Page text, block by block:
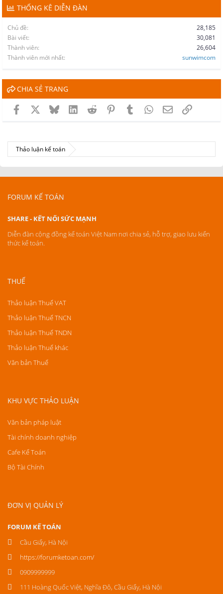
THỐNG KÊ DIỄN ĐÀN
Chủ đề
28,185
Bài viết
30,081
Thành viên
26,604
Thành viên mới nhất
sunwimcom
CHIA SẺ TRANG
Facebook BlueskyLinkedInReddit PinterestTumblrWhatsApp
EmailLink
Thảo luận kế toán
FORUM KẾ TOÁN
SHARE - KẾT NỐI SỨC MẠNH
Diễn đàn cộng đồng kế toán Việt Nam nơi chia sẻ, hỗ trợ, giao lưu kiến
thức kế toán.
THUẾ
Thảo luận Thuế VAT
Thảo luận Thuế TNCN
Thảo luận Thuế TNDN
Thảo luận Thuế khác
Văn bản Thuế
KHU VỰC THẢO LUẬN
Văn bản pháp luật
Tài chính doanh nghiệp
Cafe Kế Toán
Bộ Tài Chính
ĐƠN VỊ QUẢN LÝ
FORUM KẾ TOÁN
Cầu Giấy, Hà Nội
https://forumketoan.com/
0909999999
111 Hoàng Quốc Việt, Nghĩa Đô, Cầu Giấy, Hà Nội